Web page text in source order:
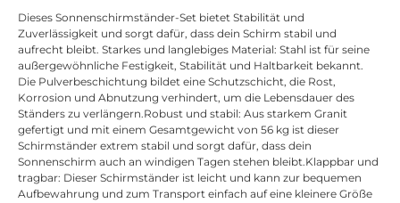
Dieses Sonnenschirmständer-Set bietet Stabilität und
Zuverlässigkeit und sorgt dafür, dass dein Schirm stabil und
aufrecht bleibt. Starkes und langlebiges Material: Stahl ist für seine
außergewöhnliche Festigkeit, Stabilität und Haltbarkeit bekannt.
Die Pulverbeschichtung bildet eine Schutzschicht, die Rost,
Korrosion und Abnutzung verhindert, um die Lebensdauer des
Ständers zu verlängern.Robust und stabil: Aus starkem Granit
gefertigt und mit einem Gesamtgewicht von 56 kg ist dieser
Schirmständer extrem stabil und sorgt dafür, dass dein
Sonnenschirm auch an windigen Tagen stehen bleibt.Klappbar und
tragbar: Dieser Schirmständer ist leicht und kann zur bequemen
Aufbewahrung und zum Transport einfach auf eine kleinere Größe